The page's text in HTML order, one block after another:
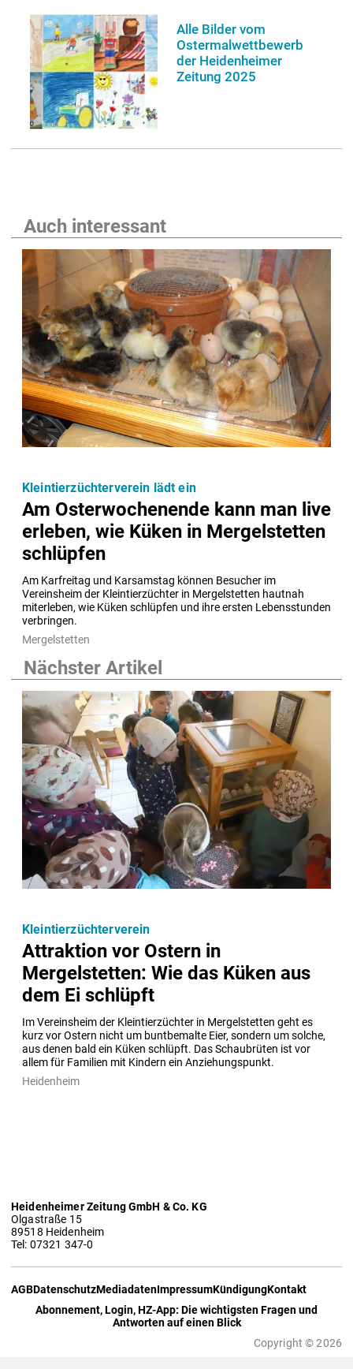
Alle Bilder vom
Ostermalwettbewerb
der Heidenheimer
Zeitung 2025
Auch interessant
Am Osterwochenende kann man live
erleben, wie Küken in Mergelstetten
schlüpfen
Am Karfreitag und Karsamstag können Besucher im
Vereinsheim der Kleintierzüchter in Mergelstetten hautnah
miterleben, wie Küken schlüpfen und ihre ersten Lebensstunden
verbringen.
Kleintierzüchterverein lädt ein
Mergelstetten
Nächster Artikel
Attraktion vor Ostern in
Mergelstetten: Wie das Küken aus
dem Ei schlüpft
Im Vereinsheim der Kleintierzüchter in Mergelstetten geht es
kurz vor Ostern nicht um buntbemalte Eier, sondern um solche,
aus denen bald ein Küken schlüpft. Das Schaubrüten ist vor
allem für Familien mit Kindern ein Anziehungspunkt.
Kleintierzüchterverein
Heidenheim
Heidenheimer Zeitung GmbH & Co. KG
Olgastraße 15
89518 Heidenheim
Tel: 07321 347-0
AGBDatenschutzMediadatenImpressumKündigungKontakt
Abonnement, Login, HZ-App: Die wichtigsten Fragen und
Antworten auf einen Blick
Copyright © 2026